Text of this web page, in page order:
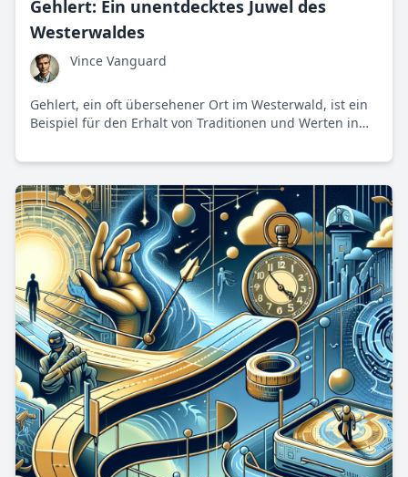
Gehlert: Ein unentdecktes Juwel des
Westerwaldes
Vince Vanguard
Gehlert, ein oft übersehener Ort im Westerwald, ist ein
Beispiel für den Erhalt von Traditionen und Werten in
Geschichte und kulturellen Vielfalt ist dieser Ort ein